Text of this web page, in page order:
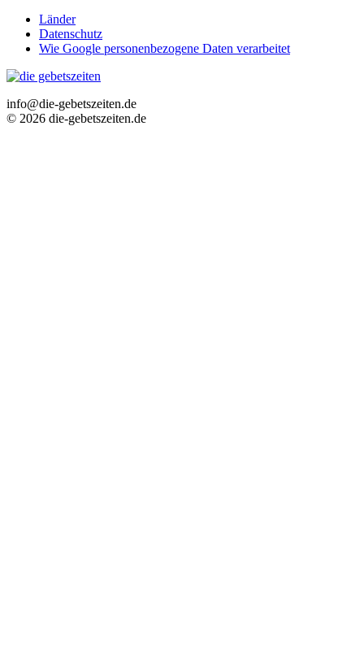
Länder
Datenschutz
Wie Google personenbezogene Daten verarbeitet
info@die-gebetszeiten.de
© 2026 die-gebetszeiten.de